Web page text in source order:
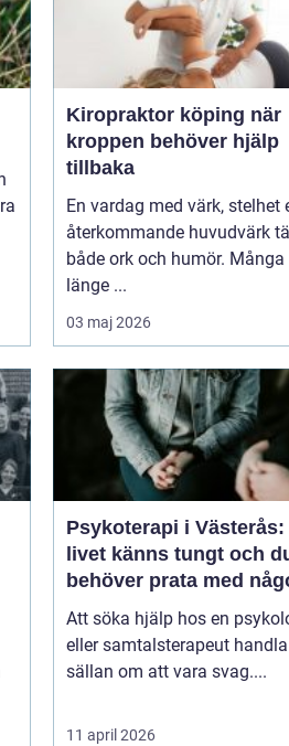
Kiropraktor köping när
kroppen behöver hjälp
tillbaka
En vardag med värk, stelhet
återkommande huvudvärk
både ork och humör. Många
länge ...
03 maj 2026
Psykoterapi i Västerås:
livet känns tungt och
behöver prata med
Att söka hjälp hos en
eller samtalsterapeut
sällan om att vara svag....
11 april 2026